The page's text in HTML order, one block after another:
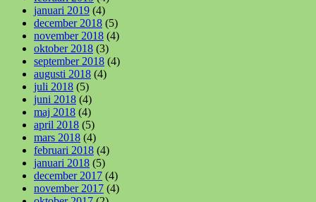
januari 2019 (4)
december 2018 (5)
november 2018 (4)
oktober 2018 (3)
september 2018 (4)
augusti 2018 (4)
juli 2018 (5)
juni 2018 (4)
maj 2018 (4)
april 2018 (5)
mars 2018 (4)
februari 2018 (4)
januari 2018 (5)
december 2017 (4)
november 2017 (4)